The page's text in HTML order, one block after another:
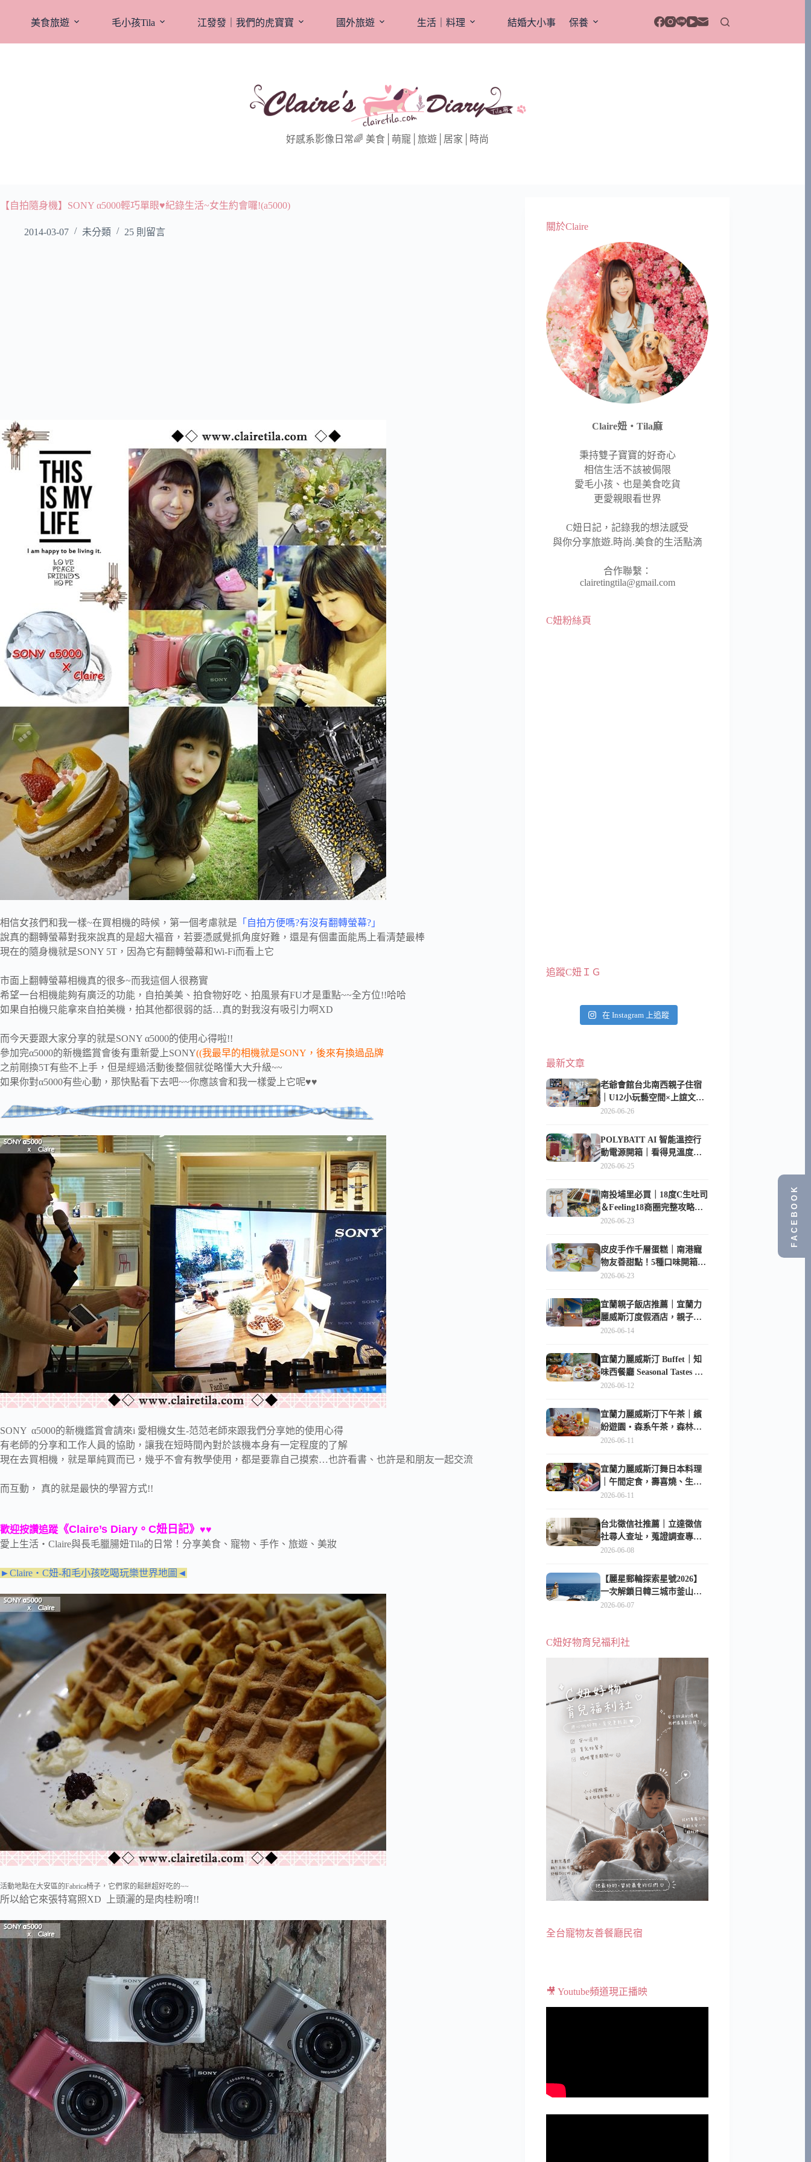
美食旅遊 毛小孩Tila 江發發｜我們的虎寶寶 國外旅遊 生活｜料理 結婚大小事 保養
好感系影像日常🌈 美食│萌寵│旅遊│居家│時尚
【自拍隨身機】SONY α5000輕巧單眼♥紀錄生活~女生約會囉!(a5000)
2014-03-07 未分類 25 則留言
相信女孩們和我一樣~在買相機的時候，第一個考慮就是 「自拍方便嗎?有沒有翻轉螢幕?」
說真的翻轉螢幕對我來說真的是超大福音，若要憑感覺抓角度好難，還是有個畫面能馬上看清楚最棒
現在的隨身機就是SONY 5T，因為它有翻轉螢幕和Wi-Fi而看上它
市面上翻轉螢幕相機真的很多~而我這個人很務實
希望一台相機能夠有廣泛的功能，自拍美美、拍食物好吃、拍風景有FU才是重點~~全方位!!哈哈
如果自拍機只能拿來自拍美機，拍其他都很弱的話…真的對我沒有吸引力啊XD
而今天要跟大家分享的就是SONY α5000的使用心得啦!!
參加完α5000的新機鑑賞會後有重新愛上SONY((我最早的相機就是SONY，後來有換過品牌
之前剛換5T有些不上手，但是經過活動後整個就從略懂大大升級~~
如果你對α5000有些心動，那快點看下去吧~~你應該會和我一樣愛上它呢♥♥
SONY α5000的新機鑑賞會請來i 愛相機女生-范范老師來跟我們分享她的使用心得
有老師的分享和工作人員的協助，讓我在短時間內對於該機本身有一定程度的了解
現在去買相機，就是單純買而已，幾乎不會有教學使用，都是要靠自己摸索…也許看書、也許是和朋友一起交流
而互動， 真的就是最快的學習方式!!
歡迎按讚追蹤 《Claire’s Diary。C妞日記》 ♥♥
愛上生活‧Claire與長毛臘腸妞Tila的日常！分享美食、寵物、手作、旅遊、美妝
►Claire‧C妞-和毛小孩吃喝玩樂世界地圖◄
活動地點在大安區的Fabrica椅子，它們家的鬆餅超好吃的~~
所以給它來張特寫照XD 上頭灑的是肉桂粉唷!!
關於Claire
Claire妞‧Tila麻
秉持雙子寶寶的好奇心
相信生活不該被侷限
愛毛小孩、也是美食吃貨
更愛親眼看世界
C妞日記，記錄我的想法感受
與你分享旅遊.時尚.美食的生活點滴
合作聯繫：
clairetingtila@gmail.com
C妞粉絲頁
追蹤C妞ＩＧ
在 Instagram 上追蹤
最新文章
老爺會館台北南西親子住宿
｜U12小玩藝空間×上誼文
化，暑假帶孩子這樣玩
2026-06-26
POLYBATT AI 智能溫控行
動電源開箱｜看得見溫度與
電量，外出更安心的
2026-06-25
南投埔里必買｜18度C生吐司
＆Feeling18商圈完整攻略，
在地人帶路這樣逛
2026-06-23
皮皮手作千層蛋糕｜南港寵
物友善甜點！5種口味開箱，
比Lady M便宜一半的台北隱
2026-06-23
宜蘭親子飯店推薦｜宜蘭力
麗威斯汀度假酒店，親子
房、Buffet、泳池、兒童俱樂
2026-06-14
宜蘭力麗威斯汀 Buffet｜知
味西餐廳 Seasonal Tastes 晚
餐早餐吃什麼？
2026-06-12
宜蘭力麗威斯汀下午茶｜繽
紛遊園・森系午茶，森林系
甜點超好拍
2026-06-11
宜蘭力麗威斯汀舞日本料理
｜午間定食，壽喜燒、生魚
片與日式包廂空間
2026-06-11
台北徵信社推薦｜立達徵信
社尋人查址，蒐證調查專家
陪你找回失聯的家人
2026-06-08
【麗星郵輪探索星號2026】
一次解鎖日韓三城市釜山、
長崎、那霸｜餐點升級、表
2026-06-07
C妞好物育兒福利社
全台寵物友善餐廳民宿
🎥 Youtube頻道現正播映
FACEBOOK